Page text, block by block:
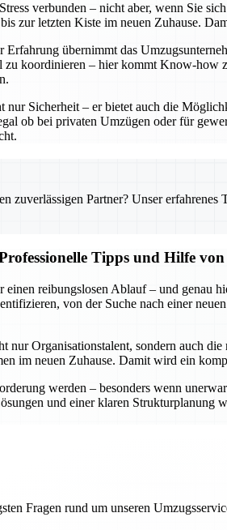
verbunden – nicht aber, wenn Sie
zur letzten Kiste im neuen Zuhause.
übernimmt das
koordinieren – hier kommt Know-how
nur Sicherheit – er bietet auch die
ob bei privaten Umzügen oder für
zuverlässigen Partner? Unser
Tipps und Hilfe
reibungslosen Ablauf – und genau
von der Suche nach einer
nur Organisationstalent, sondern auch
im neuen Zuhause. Damit wird ein
werden – besonders wenn
und einer klaren Strukturplanung
Fragen rund um unseren